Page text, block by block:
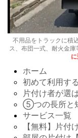
不用品をトラックに積
ス、布団一式、耐火金
ホーム
初めて利用す
片付け者が選
⑤つの長所と
サービス一覧
【無料】片付